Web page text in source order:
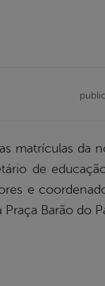
matrículas da
de
e
Praça Barão do